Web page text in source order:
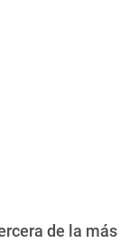
de la